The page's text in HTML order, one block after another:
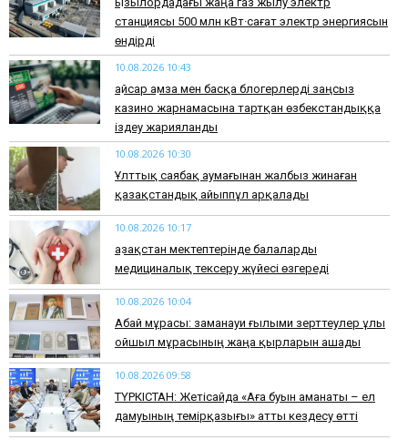
станциясы 500 млн кВт·сағат электр энергиясын
өндірді
10.08.2026 10:43
Қайсар Қамза мен басқа блогерлерді заңсыз
казино жарнамасына тартқан өзбекстандыққа
іздеу жарияланды
10.08.2026 10:30
Ұлттық саябақ аумағынан жалбыз жинаған
қазақстандық айыппұл арқалады
10.08.2026 10:17
Қазақстан мектептерінде балаларды
медициналық тексеру жүйесі өзгереді
10.08.2026 10:04
Абай мұрасы: заманауи ғылыми зерттеулер ұлы
ойшыл мұрасының жаңа қырларын ашады
10.08.2026 09:58
ТҮРКІСТАН: Жетісайда «Аға буын аманаты – ел
дамуының темірқазығы» атты кездесу өтті